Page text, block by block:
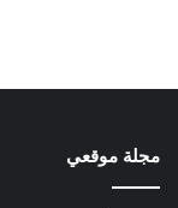
مجلة موقعي